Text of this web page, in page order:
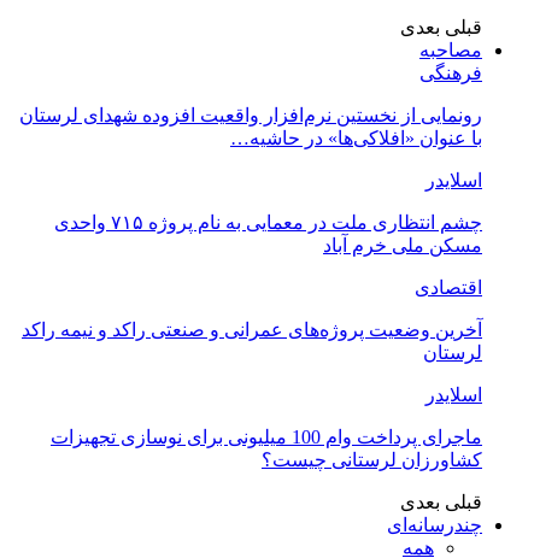
قبلی بعدی
مصاحبه
فرهنگی
رونمایی از نخستین نرم‌افزار واقعیت افزوده شهدای لرستان
با عنوان «افلاکی‌ها» در حاشیه…
اسلایدر
چشم انتظاری ملت در معمایی به نام پروژه ۷۱۵ واحدی
مسکن ملی خرم آباد
اقتصادی
آخرین وضعیت پروژه‌های عمرانی و صنعتی راکد و نیمه راکد
لرستان
اسلایدر
ماجرای پرداخت وام 100 میلیونی برای نوسازی تجهیزات
کشاورزان لرستانی چیست؟
قبلی بعدی
چندرسانه‌ای
همه